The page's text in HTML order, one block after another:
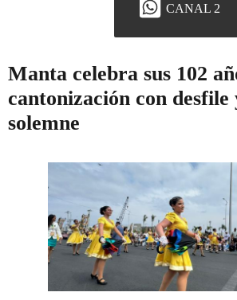
CANAL 2
Manta celebra sus 102
cantonización con desfile
solemne